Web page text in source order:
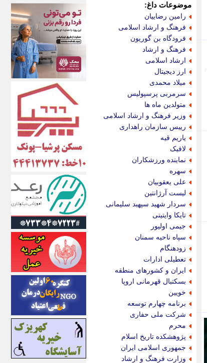
موضوعات داغ:
رامین رضاییان
فرهنگ و ارشاد اسلامی
فرودگاه بن گوریون
فرهنگ و ارشاد
ارشاد اسلامی
ارز دیجیتال
میلاد محمدی
سرمربی پرسپولیس
متولدین ماه ها
وزیر فرهنگ و ارشاد اسلامی
رییس سازمان راهداری
یاریم قیه
لافیک
نماینده ورزشکاران
سهره
علی یعقوبیان
لیست آرژانتین
سردار شهید سپهبد سلیمانی
تایکا وایتیتی
جیمی اولیور
سپاه ناحیه سمنان
زودهنگام
تعطیلی ادارات
ایران و کشورهای منطقه
بسکتبال قهرمانی اروپا
خویین
برنامه چهارم توسعه
شرکت ملی حفاری
محرم
پژوهشکده تاریخ اسلام
جمهوری اسلامی ایران
وزارت فرهنگ و ارشاد
اکوفارس
اکونگار
اکونیوز
الف
انتشار آنلاین
اندیشه قرن
اندیشه معاصر
اندیشه ها
انرژی پرس
ای استخدام
ایتنا
ایراف
ایران آرت
ایران آنلاین
ایران زندگی
ایران فوری
ایرانی روز
ایرانیتال
ایرنا
ایسکانیوز
ایسنا
ایکنا
ایلنا
اینتیتر
ایونا نیوز
بازتاب آنلاین
باشگاه خبرنگاران
باغستان نیوز
بامبوک
ببین و بخون
بدینسان
بنکر